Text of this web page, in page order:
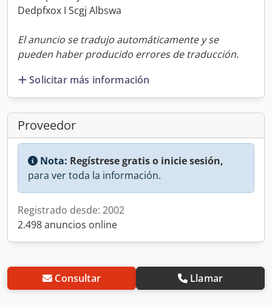
Dedpfxox I Scgj Albswa
El anuncio se tradujo automáticamente y se
pueden haber producido errores de traducción.
Solicitar más información
Proveedor
Nota: Regístrese gratis o inicie sesión,
para ver toda la información.
Registrado desde: 2002
2.498 anuncios online
Consultar Llamar